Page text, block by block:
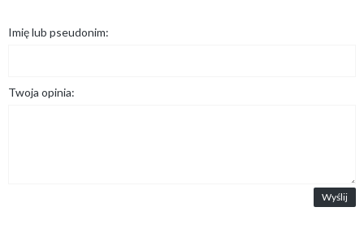
Imię lub pseudonim:
Twoja opinia:
Wyślij